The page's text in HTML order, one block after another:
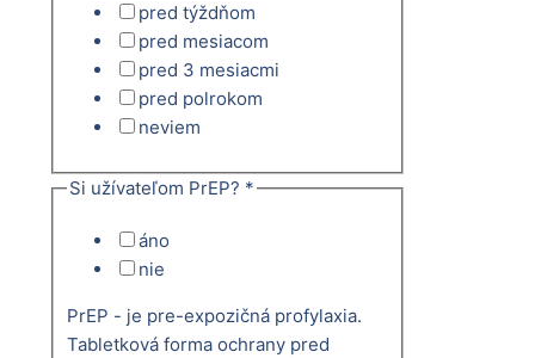
pred týždňom
pred mesiacom
pred 3 mesiacmi
pred polrokom
neviem
Si užívateľom PrEP? *
áno
nie
PrEP - je pre-expozičná profylaxia.
Tabletková forma ochrany pred